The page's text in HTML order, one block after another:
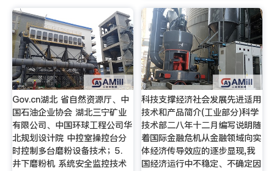
Gov.cn湖北 省自然资源厅、中
国石油企业协会 湖北三宁矿业
有限公司、中国环球工程公司华
北规划设计院 中控室操控台分
时控制多台磨粉设备技术；5.
井下磨粉机 系统安全监控技术
科技支撑经济社会发展先进适用
技术和产品简介(工业部分)科学
技术部二八年十二月编写说明随
着国际金融危机从金融领域向实
体经济传导效应的逐步显现,我
国经济运行中不稳定、不确定因